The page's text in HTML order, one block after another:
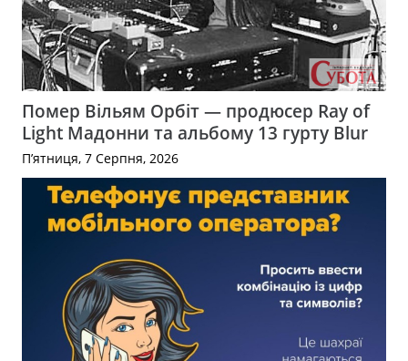
Помер Вільям Орбіт — продюсер Ray of
Light Мадонни та альбому 13 гурту Blur
П’ятниця, 7 Серпня, 2026